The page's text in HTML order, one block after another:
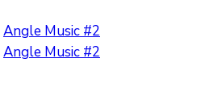
Angle Music #2
Angle Music #2